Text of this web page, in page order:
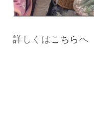
詳しくはこちらへ